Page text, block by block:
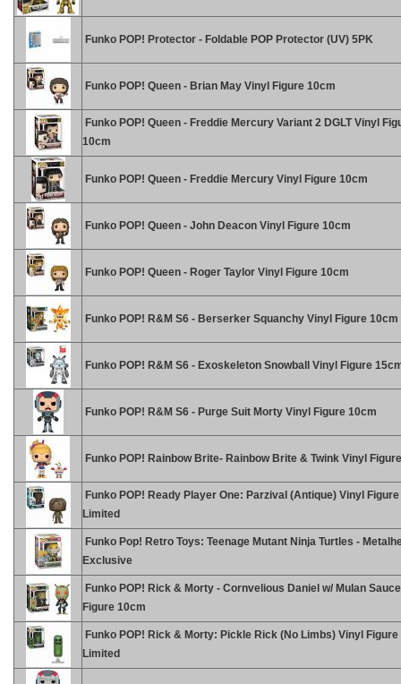
Funko POP! Protector - Foldable POP Protector (UV) 5PK
Funko POP! Queen - Brian May Vinyl Figure 10cm
Funko POP! Queen - Freddie Mercury Variant 2 DGLT Vinyl
10cm
Funko POP! Queen - Freddie Mercury Vinyl Figure 10cm
Funko POP! Queen - John Deacon Vinyl Figure 10cm
Funko POP! Queen - Roger Taylor Vinyl Figure 10cm
Funko POP! R&M S6 - Berserker Squanchy Vinyl Figure 10cm
Funko POP! R&M S6 - Exoskeleton Snowball Vinyl Figure
Funko POP! R&M S6 - Purge Suit Morty Vinyl Figure 10cm
Funko POP! Rainbow Brite- Rainbow Brite & Twink Vinyl
Funko POP! Ready Player One: Parzival (Antique) Vinyl
Limited
Funko Pop! Retro Toys: Teenage Mutant Ninja Turtles -
Exclusive
Funko POP! Rick & Morty - Cornvelious Daniel w/ Mulan
Figure 10cm
Funko POP! Rick & Morty: Pickle Rick (No Limbs) Vinyl
Limited